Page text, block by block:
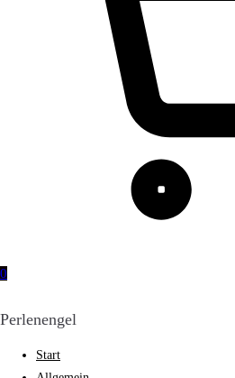
0
Perlenengel
Start